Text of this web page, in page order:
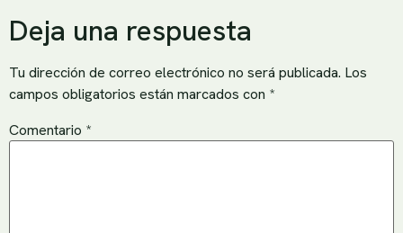
Deja una respuesta
Tu dirección de correo electrónico no será publicada. Los
campos obligatorios están marcados con *
Comentario *